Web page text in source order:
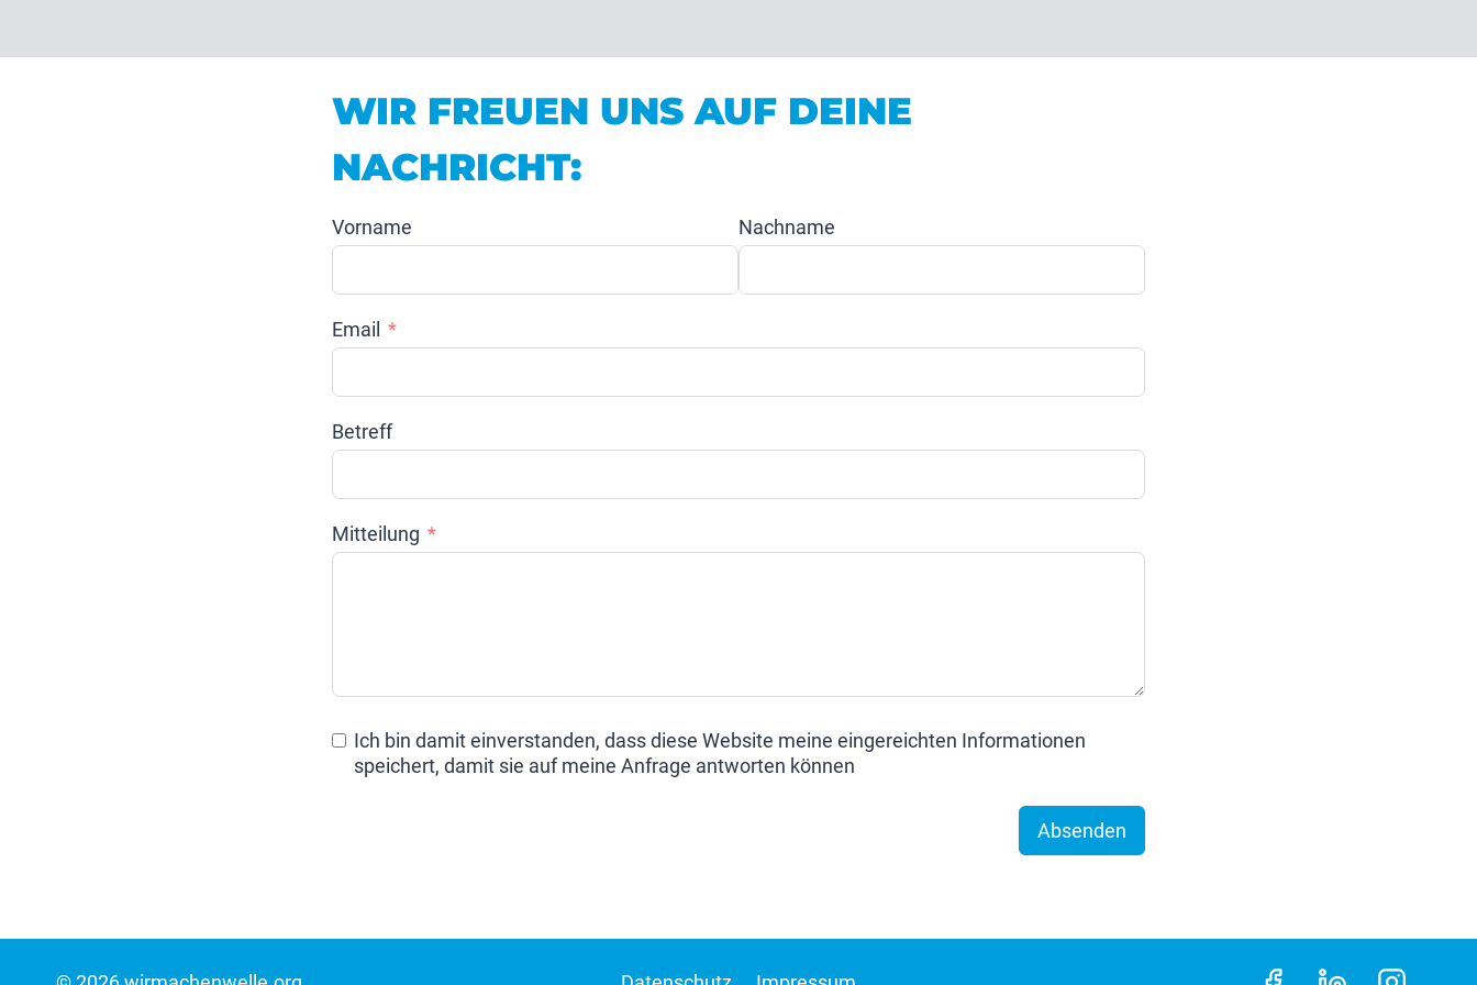
WIR FREUEN UNS AUF DEINE
NACHRICHT:
Vorname Nachname
Email
Betreff
Mitteilung
Ich bin damit einverstanden, dass diese Website meine eingereichten Informationen
speichert, damit sie auf meine Anfrage antworten können
Absenden